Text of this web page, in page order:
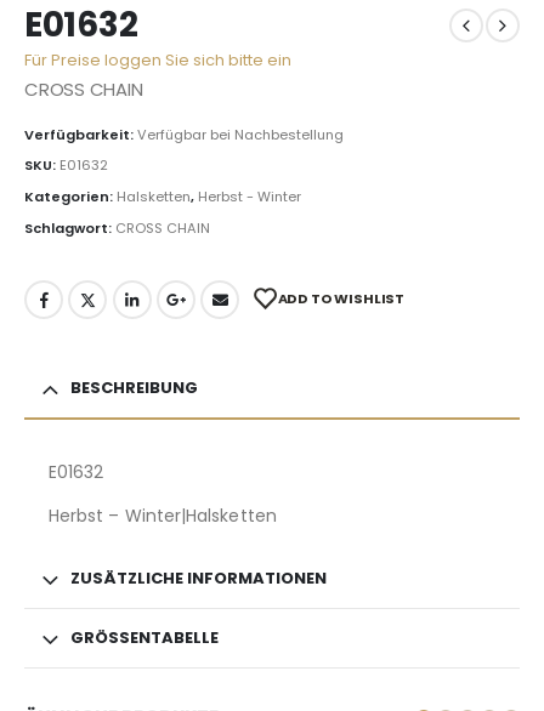
E01632
Für Preise loggen Sie sich bitte ein
CROSS CHAIN
Verfügbarkeit:Verfügbar bei Nachbestellung
SKU: E01632
Kategorien: Halsketten, Herbst - Winter
Schlagwort: CROSS CHAIN
ADD TO WISHLIST
BESCHREIBUNG
E01632
Herbst – Winter|Halsketten
ZUSÄTZLICHE INFORMATIONEN
GRÖSSENTABELLE